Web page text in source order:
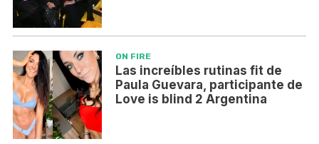
ON FIRE
Las increíbles rutinas fit de
Paula Guevara, participante de
Love is blind 2 Argentina